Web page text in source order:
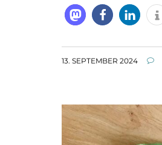
13. SEPTEMBER 2024